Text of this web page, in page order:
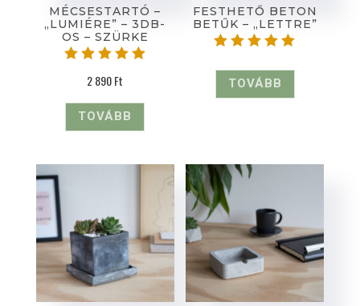
MÉCSESTARTÓ –
„LUMIÉRE” – 3DB-
OS – SZÜRKE
s:
/ 5
2 890Ft
TOVÁBB
FESTHETŐ BETON
BETŰK – „LETTRE”
s:
5.00
/ 5
TOVÁBB